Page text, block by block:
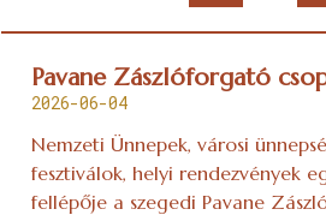
Pavane Zászlóforgató
2026-06-04
Nemzeti Ünnepek, városi
fesztiválok, helyi rendezvények
fellépője a szegedi Pavane